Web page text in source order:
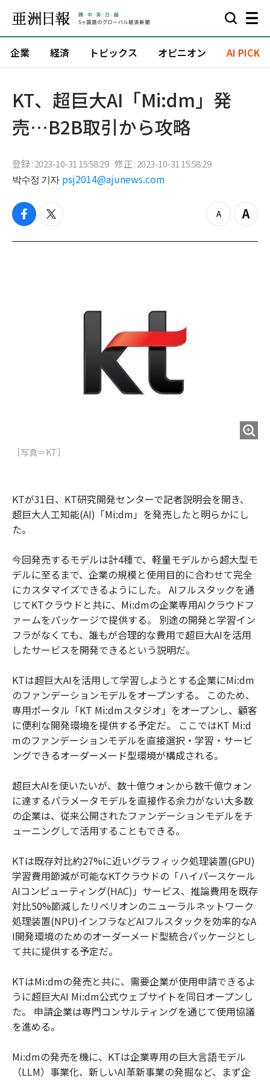
企業 経済 トピックス オピニオン AI PICK
​KT、超巨大AI「Mi:dm」発
売…B2B取引から攻略
登録 : 2023-10-31 15:58:29 修正 : 2023-10-31 15:58:29
박수정 기자 psj2014@ajunews.com
f
c
t
i
z
o
Z
o
［写真＝KT］
KTが31日、KT研究開発センターで記者説明会を開き、
超巨大人工知能(AI)「Mi:dm」を発売したと明らかにし
た。
今回発売するモデルは計4種で、軽量モデルから超大型モ
デルに至るまで、企業の規模と使用目的に合わせて完全
にカスタマイズできるようにした。 AIフルスタックを通
じてKTクラウドと共に、Mi:dmの企業専用AIクラウドフ
ァームをパッケージで提供する。 別途の開発と学習イン
フラがなくても、誰もが合理的な費用で超巨大AIを活用
したサービスを開発できるという説明だ。
KTは超巨大AIを活用して学習しようとする企業にMi:dm
のファンデーションモデルをオープンする。 このため、
専用ポータル「KT Mi:dmスタジオ」をオープンし、顧客
に便利な開発環境を提供する予定だ。 ここではKT Mi:d
mのファンデーションモデルを直接選択・学習・サービ
ングできるオーダーメード型環境が構成される。
超巨大AIを使いたいが、数十億ウォンから数千億ウォン
に達するパラメータモデルを直接作る余力がない大多数
の企業は、従来公開されたファンデーションモデルをチ
ューニングして活用することもできる。
KTは既存対比約27%に近いグラフィック処理装置(GPU)
学習費用節減が可能なKTクラウドの「ハイパースケール
AIコンピューティング(HAC)」サービス、推論費用を既存
対比50%節減したリベリオンのニューラルネットワーク
処理装置(NPU)インフラなどAIフルスタックを効率的なA
I開発環境のためのオーダーメード型統合パッケージとし
て共に提供する予定だ。
KTはMi:dmの発売と共に、需要企業が使用申請できるよ
うに超巨大AI Mi:dm公式ウェブサイトを同日オープンし
た。 申請企業は専門コンサルティングを通じて使用協議
を進める。
Mi:dmの発売を機に、KTは企業専用の巨大言語モデル
（LLM）事業化、新しいAI革新事業の発掘など、まず企